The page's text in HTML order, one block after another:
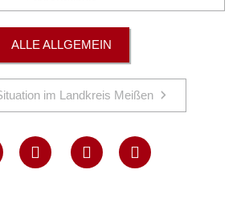
ALLE ALLGEMEIN
im Landkreis Meißen